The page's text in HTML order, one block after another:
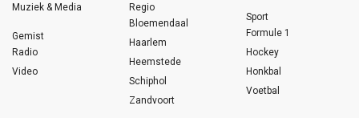
Muziek & Media
Gemist
Radio
Video
Regio
Bloemendaal
Haarlem
Heemstede
Schiphol
Zandvoort
Sport
Formule 1
Hockey
Honkbal
Voetbal